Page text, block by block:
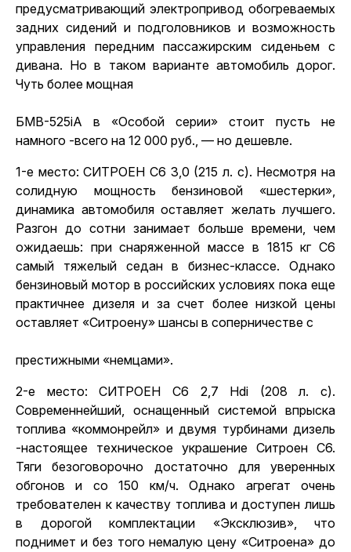
предусматривающий электропривод обогреваемых
задних сидений и подголовников и возможность
управления передним пассажирским сиденьем с
дивана. Но в таком варианте автомобиль дорог.
Чуть более мощная
БMB-525iA в «Особой серии» стоит пусть не
намного -всего на 12 000 руб., — но дешевле.
1-е место: СИТРОЕН С6 3,0 (215 л. с). Несмотря на
солидную мощность бензиновой «шестерки»,
динамика автомобиля оставляет желать лучшего.
Разгон до сотни занимает больше времени, чем
ожидаешь: при снаряженной массе в 1815 кг С6
самый тяжелый седан в бизнес-классе. Однако
бензиновый мотор в российских условиях пока еще
практичнее дизеля и за счет более низкой цены
оставляет «Ситроену» шансы в соперничестве с
престижными «немцами».
2-е место: СИТРОЕН С6 2,7 Hdi (208 л. с).
Современнейший, оснащенный системой впрыска
топлива «коммонрейл» и двумя турбинами дизель
-настоящее техническое украшение Ситроен С6.
Тяги безоговорочно достаточно для уверенных
обгонов и со 150 км/ч. Однако агрегат очень
требователен к качеству топлива и доступен лишь
в дорогой комплектации «Эксклюзив», что
поднимет и без того немалую цену «Ситроена» до